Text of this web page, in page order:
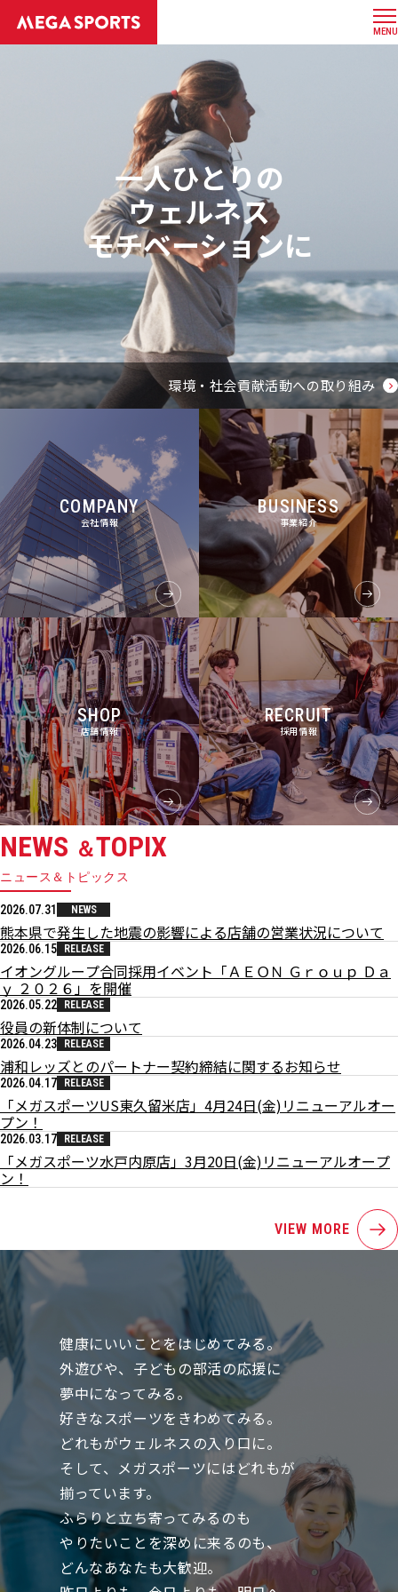
MENU
一人ひとりの
ウェルネス
モチベーションに
環境・社会貢献活動への取り組み
COMPANY
会社情報
BUSINESS
事業紹介
SHOP
店舗情報
RECRUIT
採用情報
NEWS ＆TOPIX
ニュース＆トピックス
2026.07.31 NEWS
熊本県で発生した地震の影響による店舗の営業状況について
2026.06.15 RELEASE
イオングループ合同採用イベント「ＡＥＯＮ Ｇｒｏｕｐ Ｄａ
ｙ ２０２６」を開催
2026.05.22 RELEASE
役員の新体制について
2026.04.23 RELEASE
浦和レッズとのパートナー契約締結に関するお知らせ
2026.04.17 RELEASE
「メガスポーツUS東久留米店」4月24日(金)リニューアルオー
プン！
2026.03.17 RELEASE
「メガスポーツ水戸内原店」3月20日(金)リニューアルオープ
ン！
VIEW MORE
健康にいいことをはじめてみる。
外遊びや、子どもの部活の応援に
夢中になってみる。
好きなスポーツをきわめてみる。
どれもがウェルネスの入り口に。
そして、メガスポーツにはどれもが
揃っています。
ふらりと立ち寄ってみるのも
やりたいことを深めに来るのも、
どんなあなたも大歓迎。